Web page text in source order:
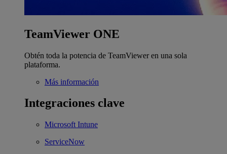
TeamViewer ONE
Obtén toda la potencia de TeamViewer en una sola
plataforma.
Más información
Integraciones clave
Microsoft Intune
ServiceNow